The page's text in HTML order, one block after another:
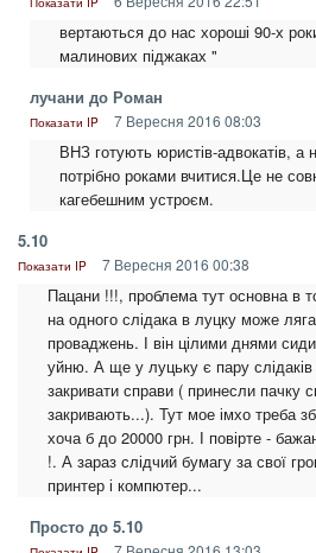
вертаються до нас хороші 90-х
малинових піджаках "
лучани до Роман
Показати IP 7 Вересня 2016 08:03
ВНЗ готують юристів-адвокатів, а
потрібно роками вчитися.Це не
кагебешним устроєм.
5.10
Показати IP 7 Вересня 2016 00:38
Пацани !!!, проблема тут основна в
на одного слідака в луцку може
проваджень. І він цілими днями
уйню. А ще у луцьку є пару слідаків
закривати справи ( принесли пачку
закривають...). Тут мое імхо треба
хоча б до 20000 грн. І повірте -
!. А зараз слідчий бумагу за свої
принтер і компютер...
Просто до 5.10